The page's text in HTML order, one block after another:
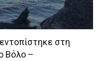
στη
Βόλο –